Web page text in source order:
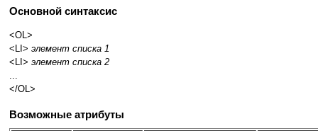
Основной синтаксис
<OL>
<LI> элемент списка 1
<LI> элемент списка 2
...
</OL>
Возможные атрибуты